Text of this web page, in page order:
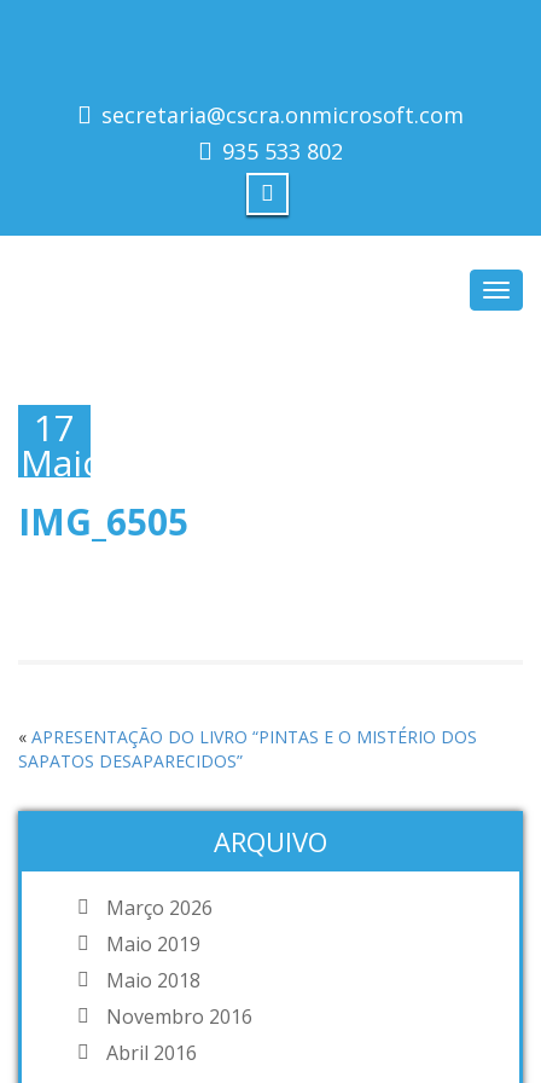
secretaria@cscra.onmicrosoft.com
935 533 802
17
Maio,
2019
IMG_6505
« APRESENTAÇÃO DO LIVRO “PINTAS E O MISTÉRIO DOS
SAPATOS DESAPARECIDOS”
ARQUIVO
Março 2026
Maio 2019
Maio 2018
Novembro 2016
Abril 2016